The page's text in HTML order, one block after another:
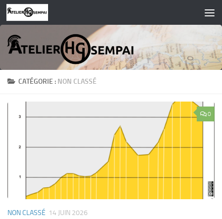
Skip to content
CATÉGORIE : NON CLASSÉ
0
NON CLASSÉ 14 JUIN 2026